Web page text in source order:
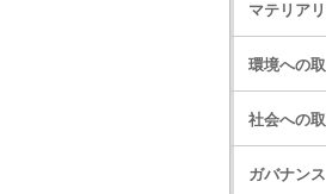
マテリア
環境への
社会への
ガバナンス